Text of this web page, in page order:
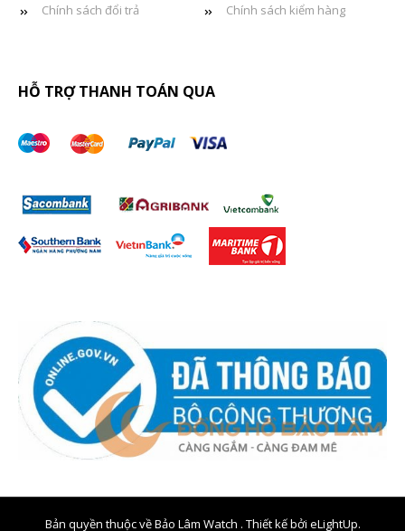
Chính sách đổi trả Chính sách kiểm hàng
HỖ TRỢ THANH TOÁN QUA
Bản quyền thuộc về Bảo Lâm Watch . Thiết kế bởi eLightUp.